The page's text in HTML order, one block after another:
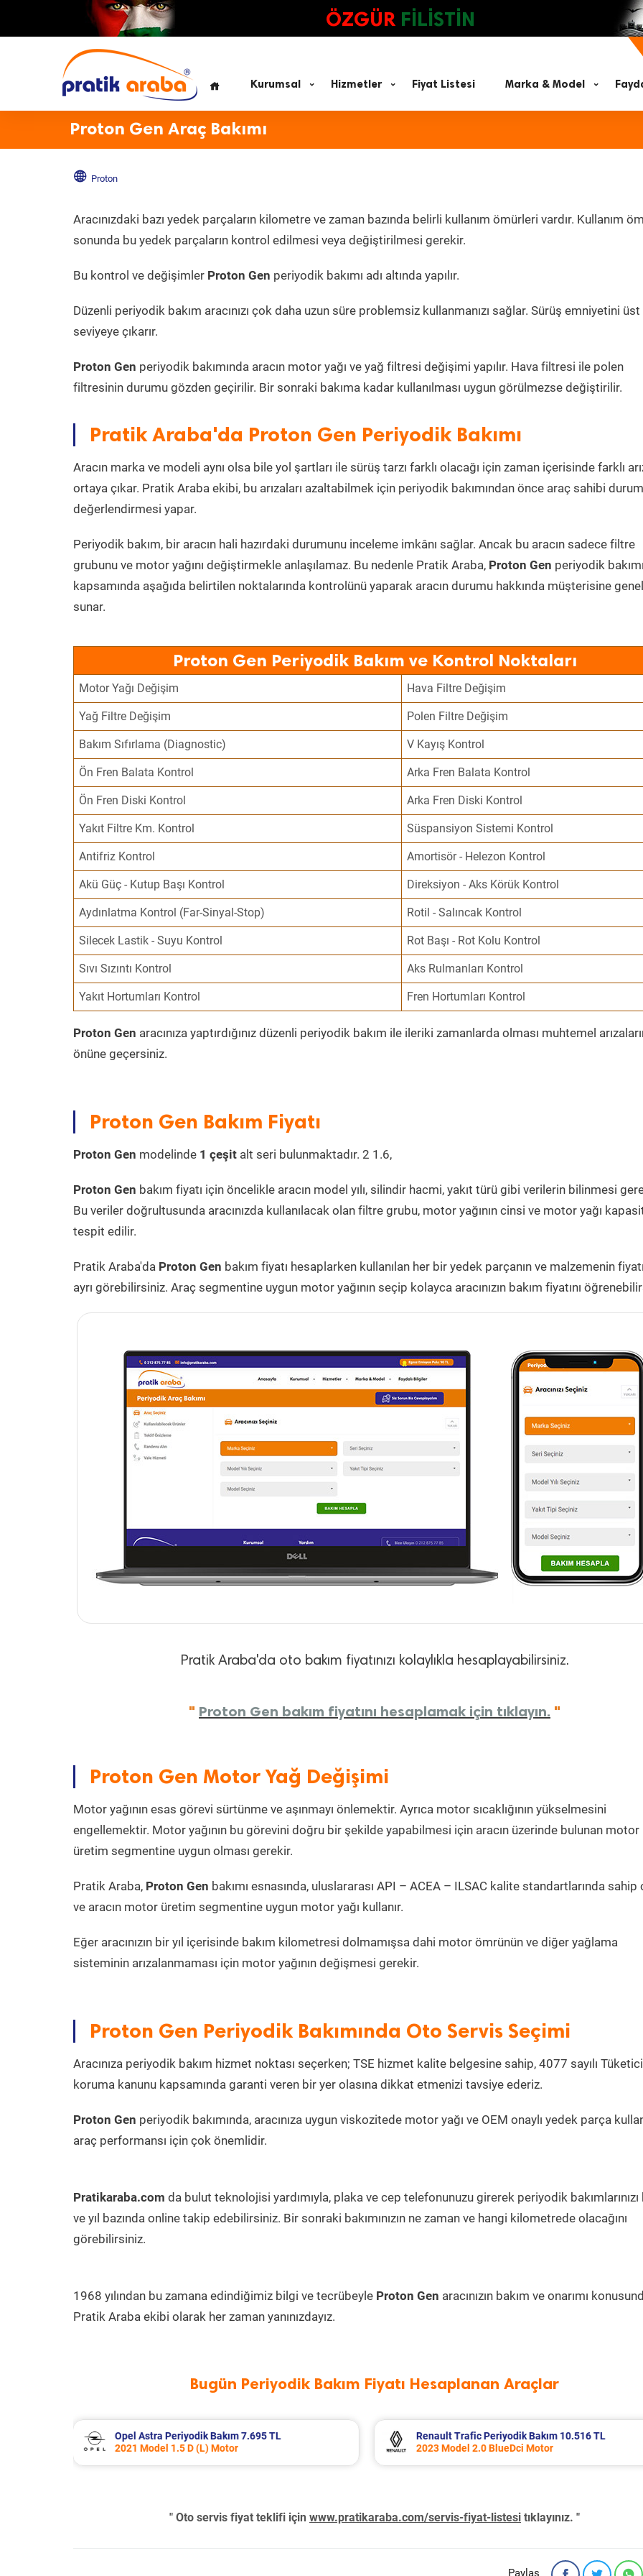
ÖZGÜR FİLİSTİN
Kurumsal Hizmetler Fiyat Listesi Marka & Model
Proton Gen Araç Bakımı
Proton
Aracınızdaki bazı yedek parçaların kilometre ve zaman bazında belirli kullanım ömürleri vardır. Kullanım
sonunda bu yedek parçaların kontrol edilmesi veya değiştirilmesi gerekir.
Bu kontrol ve değişimler Proton Gen periyodik bakımı adı altında yapılır.
Düzenli periyodik bakım aracınızı çok daha uzun süre problemsiz kullanmanızı sağlar. Sürüş emniyetini üst
seviyeye çıkarır.
Proton Gen periyodik bakımında aracın motor yağı ve yağ filtresi değişimi yapılır. Hava filtresi ile polen
filtresinin durumu gözden geçirilir. Bir sonraki bakıma kadar kullanılması uygun görülmezse değiştirilir.
Pratik Araba'da Proton Gen Periyodik Bakımı
Aracın marka ve modeli aynı olsa bile yol şartları ile sürüş tarzı farklı olacağı için zaman içerisinde farklı
ortaya çıkar. Pratik Araba ekibi, bu arızaları azaltabilmek için periyodik bakımından önce araç sahibi durum
değerlendirmesi yapar.
Periyodik bakım, bir aracın hali hazırdaki durumunu inceleme imkânı sağlar. Ancak bu aracın sadece filtre
grubunu ve motor yağını değiştirmekle anlaşılamaz. Bu nedenle Pratik Araba, Proton Gen periyodik
kapsamında aşağıda belirtilen noktalarında kontrolünü yaparak aracın durumu hakkında müşterisine
sunar.
Proton Gen Periyodik Bakım ve Kontrol Noktaları
Motor Yağı Değişim Hava Filtre Değişim
Yağ Filtre Değişim Polen Filtre Değişim
Bakım Sıfırlama (Diagnostic) V Kayış Kontrol
Ön Fren Balata Kontrol Arka Fren Balata Kontrol
Ön Fren Diski Kontrol Arka Fren Diski Kontrol
Yakıt Filtre Km. Kontrol Süspansiyon Sistemi Kontrol
Antifriz Kontrol Amortisör - Helezon Kontrol
Akü Güç - Kutup Başı Kontrol Direksiyon - Aks Körük Kontrol
Aydınlatma Kontrol (Far-Sinyal-Stop) Rotil - Salıncak Kontrol
Silecek Lastik - Suyu Kontrol Rot Başı - Rot Kolu Kontrol
Sıvı Sızıntı Kontrol Aks Rulmanları Kontrol
Yakıt Hortumları Kontrol Fren Hortumları Kontrol
Proton Gen aracınıza yaptırdığınız düzenli periyodik bakım ile ileriki zamanlarda olması muhtemel
önüne geçersiniz.
Proton Gen Bakım Fiyatı
Proton Gen modelinde 1 çeşit alt seri bulunmaktadır. 2 1.6,
Proton Gen bakım fiyatı için öncelikle aracın model yılı, silindir hacmi, yakıt türü gibi verilerin bilinmesi
Bu veriler doğrultusunda aracınızda kullanılacak olan filtre grubu, motor yağının cinsi ve motor yağı
tespit edilir.
Pratik Araba'da Proton Gen bakım fiyatı hesaplarken kullanılan her bir yedek parçanın ve malzemenin
ayrı görebilirsiniz. Araç segmentine uygun motor yağının seçip kolayca aracınızın bakım fiyatını
Pratik Araba'da oto bakım fiyatınızı kolaylıkla hesaplayabilirsiniz.
" Proton Gen bakım fiyatını hesaplamak için tıklayın. "
Proton Gen Motor Yağ Değişimi
Motor yağının esas görevi sürtünme ve aşınmayı önlemektir. Ayrıca motor sıcaklığının yükselmesini
engellemektir. Motor yağının bu görevini doğru bir şekilde yapabilmesi için aracın üzerinde bulunan motor
üretim segmentine uygun olması gerekir.
Pratik Araba, Proton Gen bakımı esnasında, uluslararası API – ACEA – ILSAC kalite standartlarında sahip
ve aracın motor üretim segmentine uygun motor yağı kullanır.
Eğer aracınızın bir yıl içerisinde bakım kilometresi dolmamışsa dahi motor ömrünün ve diğer yağlama
sisteminin arızalanmaması için motor yağının değişmesi gerekir.
Proton Gen Periyodik Bakımında Oto Servis Seçimi
Aracınıza periyodik bakım hizmet noktası seçerken; TSE hizmet kalite belgesine sahip, 4077 sayılı Tüketici
koruma kanunu kapsamında garanti veren bir yer olasına dikkat etmenizi tavsiye ederiz.
Proton Gen periyodik bakımında, aracınıza uygun viskozitede motor yağı ve OEM onaylı yedek parça
araç performansı için çok önemlidir.
Pratikaraba.com da bulut teknolojisi yardımıyla, plaka ve cep telefonunuzu girerek periyodik bakımlarınızı
ve yıl bazında online takip edebilirsiniz. Bir sonraki bakımınızın ne zaman ve hangi kilometrede olacağını
görebilirsiniz.
1968 yılından bu zamana edindiğimiz bilgi ve tecrübeyle Proton Gen aracınızın bakım ve onarımı
Pratik Araba ekibi olarak her zaman yanınızdayız.
Bugün Periyodik Bakım Fiyatı Hesaplanan Araçlar
Renault Trafic Periyodik Bakım 10.516 TL
2023 Model 2.0 BlueDci Motor
Opel Corsa Periyodik Bakım 7.133 TL
2015 Model 1.2 Motor
" Oto servis fiyat teklifi için www.pratikaraba.com/servis-fiyat-listesi tıklayınız. "
Paylaş